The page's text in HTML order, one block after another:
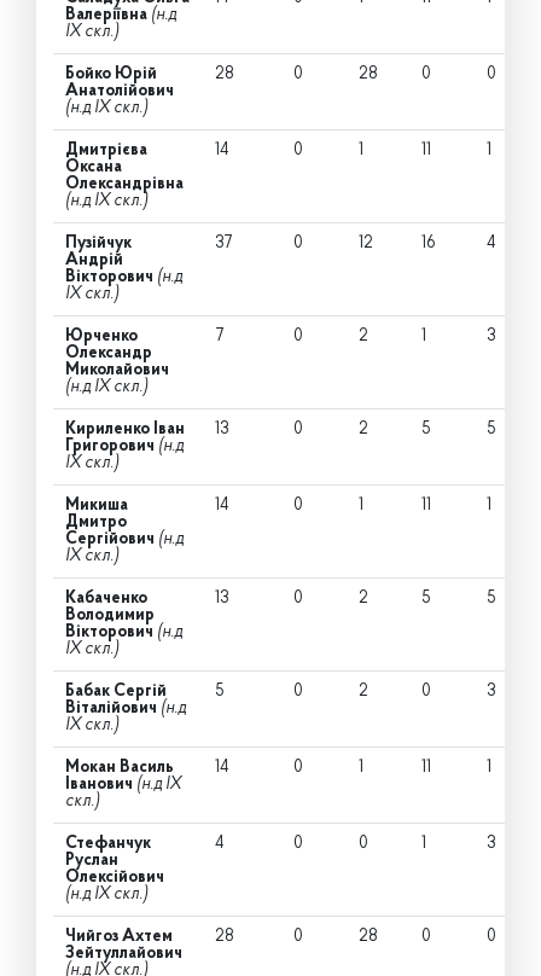
Валеріївна (н.д
IX скл.)
Бойко Юрій
Анатолійович
(н.д IX скл.)
28 0 28 0 0
Дмитрієва
Оксана
Олександрівна
(н.д IX скл.)
14 0 1 11 1
Пузійчук
Андрій
Вікторович (н.д
IX скл.)
37 0 12 16 4
Юрченко
Олександр
Миколайович
(н.д IX скл.)
7 0 2 1 3
Кириленко Іван
Григорович (н.д
IX скл.)
13 0 2 5 5
Микиша
Дмитро
Сергійович (н.д
IX скл.)
14 0 1 11 1
Кабаченко
Володимир
Вікторович (н.д
IX скл.)
13 0 2 5 5
Бабак Сергій
Віталійович (н.д
IX скл.)
5 0 2 0 3
Мокан Василь
Іванович (н.д IX
скл.)
14 0 1 11 1
Стефанчук
Руслан
Олексійович
(н.д IX скл.)
4 0 0 1 3
Чийгоз Ахтем
Зейтуллайович
(н.д IX скл.)
28 0 28 0 0